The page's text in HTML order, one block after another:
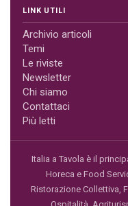
LINK UTILI
Archivio articoli
Temi
Le riviste
Newsletter
Chi siamo
Contattaci
Più letti
Italia a Tavola è il
Horeca e Food
Ristorazione Collettiva,